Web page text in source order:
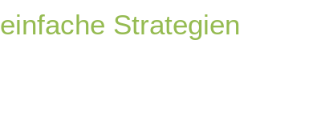
einfache Strategien